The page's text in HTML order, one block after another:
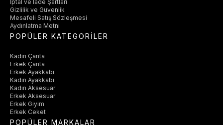
İptal ve İade Şartları
Gizlilik ve Güvenlik
Mesafeli Satış Sözleşmesi
Aydınlatma Metni
POPÜLER KATEGORİLER
Kadın Çanta
Erkek Çanta
Erkek Ayakkabı
Kadın Ayakkabı
Kadın Aksesuar
Erkek Aksesuar
Erkek Giyim
Erkek Ceket
POPÜLER MARKALAR